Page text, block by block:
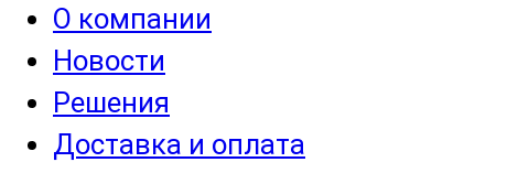
О компании
Новости
Решения
Доставка и оплата